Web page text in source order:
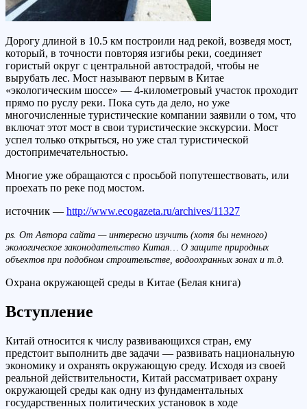
Дорогу длиной в 10.5 км построили над рекой, возведя мост,
который, в точности повторяя изгибы реки, соединяет
гористый округ с центральной автострадой, чтобы не
вырубать лес. Мост называют первым в Китае
«экологическим шоссе» — 4-километровый участок проходит
прямо по руслу реки. Пока суть да дело, но уже
многочисленные туристические компании заявили о том, что
включат этот мост в свои туристические экскурсии. Мост
успел только открыться, но уже стал туристической
достопримечательностью.
Многие уже обращаются с просьбой попутешествовать, или
проехать по реке под мостом.
источник — http://www.ecogazeta.ru/archives/11327
ps. От Автора сайта — интересно изучить (хотя бы немного)
экологическое законодательство Китая… О защите природных
объектов при подобном строительстве, водоохранных зонах и т.д.
Охрана окружающей среды в Китае (Белая книга)
Вступление
Китай относится к числу развивающихся стран, ему
предстоит выполнить две задачи — развивать национальную
экономику и охранять окружающую среду. Исходя из своей
реальной действительности, Китай рассматривает охрану
окружающей среды как одну из фундаментальных
государственных политических установок в ходе